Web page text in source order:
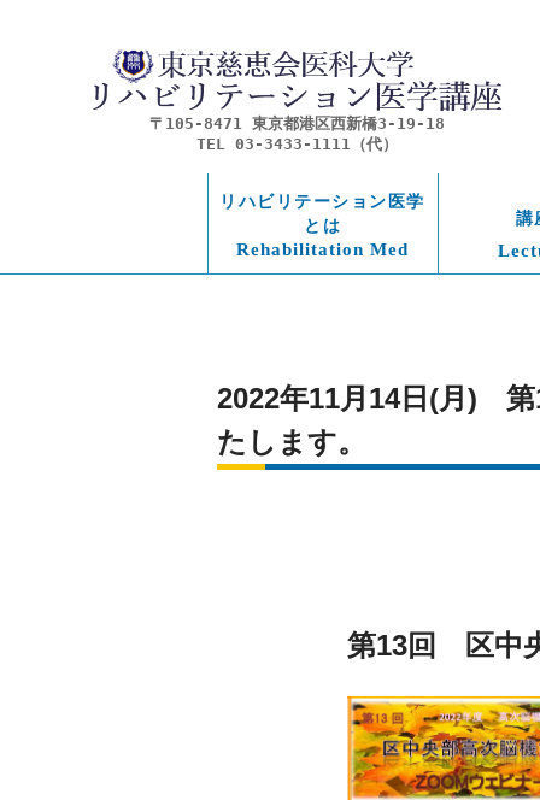
〒105-8471 東京都港区西新橋3-19-18
TEL 03-3433-1111（代）
リハビリテーション医学
とは
Rehabilitation Med
講
2022年11月14日(月)　
たします。
第13回　区中